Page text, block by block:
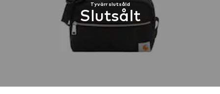
Tyvärr slutsåld
Slutsålt